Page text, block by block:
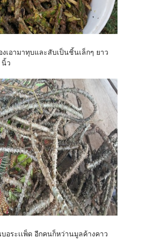
งเอามาทุบและสับเป็นชิ้นเล็กๆ ยาว
ว
อระเเพ็ด อีกคนก็หว่านมูลค้างคาว